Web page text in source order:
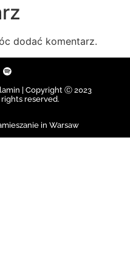
dodać komentarz.
| Copyright Ⓒ 2023
rights reserved.
in Warsaw